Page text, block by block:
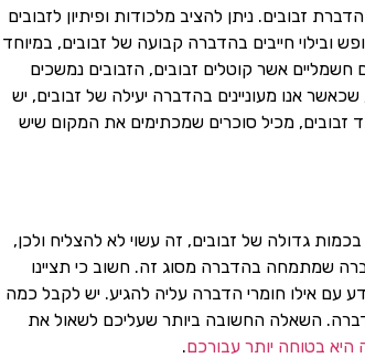
זבובים. ניתן להציב מלכודות ופיתיון לזבובים
ובילוי חייבים בהדברה קבועה של זבובים, במיוחד
אשר קוטלים זבובים, הזבובים נמשכים
אנו מעוניינים בהדברה יעילה של זבובים, יש
זבובים, מכיל סוכרים שמכתימים את המקום שיש
גדולה של זבובים, זה עשוי לא להצליח ולכן,
שמתמחה בהדברה מסוג זה. חשוב כי תציינו
עם אילו חומרי הדברה עליה להגיע. יש לקבל כמה
השאלה החשובה ביותר שעליכם לשאול את
היא בטוחה יותר עבורכם.